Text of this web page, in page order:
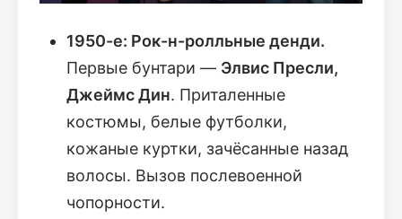
1950-е: Рок-н-ролльные денди.
Первые бунтари — Элвис Пресли,
Джеймс Дин. Приталенные
костюмы, белые футболки,
кожаные куртки, зачёсанные назад
волосы. Вызов послевоенной
чопорности.